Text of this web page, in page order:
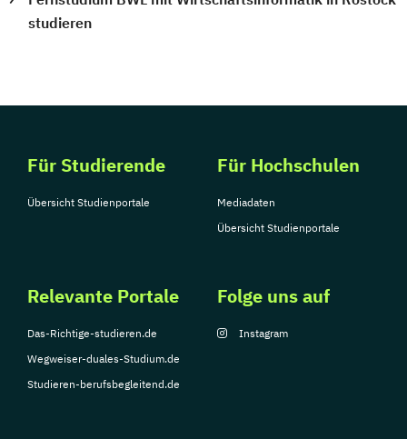
studieren
Für Studierende
Übersicht Studienportale
Für Hochschulen
Mediadaten
Übersicht Studienportale
Relevante Portale
Das-Richtige-studieren.de
Wegweiser-duales-Studium.de
Studieren-berufsbegleitend.de
Folge uns auf
Instagram